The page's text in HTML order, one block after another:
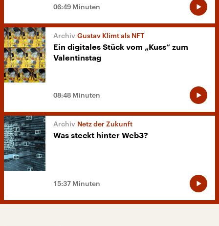
06:49 Minuten
Gustav Klimt als NFT
Ein digitales Stück vom „Kuss“ zum
Valentinstag
08:48 Minuten
Netz der Zukunft
Was steckt hinter Web3?
15:37 Minuten